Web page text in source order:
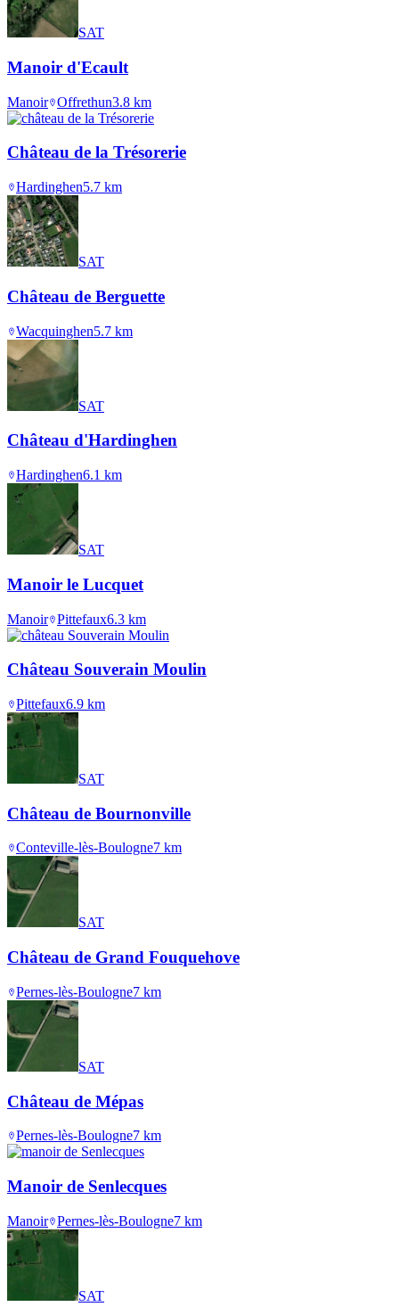
SAT
Manoir d'Ecault
Manoir Offrethun3.8 km
Château de la Trésorerie
Hardinghen5.7 km
SAT
Château de Berguette
Wacquinghen5.7 km
SAT
Château d'Hardinghen
Hardinghen6.1 km
SAT
Manoir le Lucquet
Manoir Pittefaux6.3 km
Château Souverain Moulin
Pittefaux6.9 km
SAT
Château de Bournonville
Conteville-lès-Boulogne7 km
SAT
Château de Grand Fouquehove
Pernes-lès-Boulogne7 km
SAT
Château de Mépas
Pernes-lès-Boulogne7 km
Manoir de Senlecques
Manoir Pernes-lès-Boulogne7 km
SAT